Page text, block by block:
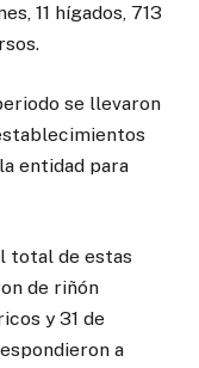
11 hígados, 713
se llevaron
entidad para
total de estas
de riñón
y 31 de
a